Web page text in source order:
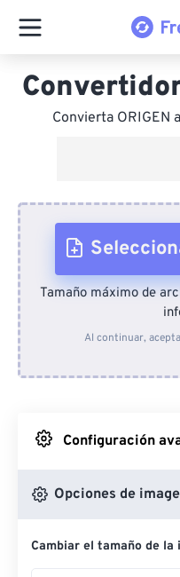
Convierta ORIGEN
Desde
Desde
Desde
Desde
Tamaño máximo de
Al continuar,
Configuración
Opciones de
Cambiar el tamaño de la